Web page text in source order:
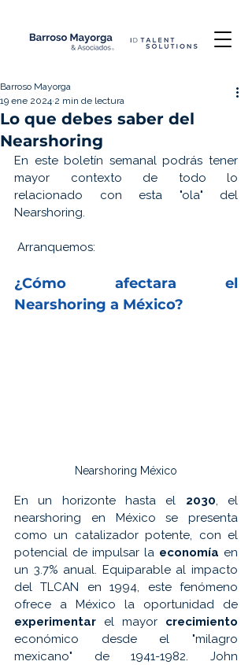
Lo que debes saber del
Nearshoring
Barroso Mayorga
19 ene 2024 2 min de lectura
En este boletín semanal podrás tener
mayor contexto de todo lo
relacionado con esta "ola" del
Nearshoring.
Arranquemos:
Nearshoring a México?
Nearshoring México
En un horizonte hasta el 2030, el
nearshoring en México se presenta
como un catalizador potente, con el
potencial de impulsar la economía en
un 3.7% anual. Equiparable al impacto
del TLCAN en 1994, este fenómeno
experimentar el mayor
económico desde el "milagro
mexicano" de 1941-1982. John